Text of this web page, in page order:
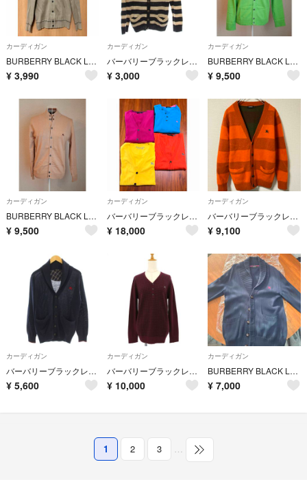
カーディガン
BURBERRY BLACK LABEL カーディガン バーバリー 綿100
¥ 3,990
カーディガン
バーバリーブラックレーベル ニットカーディガン 長袖 2 黒 /KH
¥ 3,000
カーディガン
BURBERRY BLACK LABEL 綿 ニット カーディガン
¥ 9,500
カーディガン
BURBERRY BLACK LABEL 綿 ニット カーディガン
¥ 9,500
カーディガン
バーバリーブラックレーベル カーディガン 4枚セット 【Mサイズ】
¥ 18,000
カーディガン
バーバリーブラックレーベル⭐️カーディガン⭐️
¥ 9,100
カーディガン
バーバリーブラックレーベル BURBERRY ニット カーディガン ネイビー
¥ 5,600
カーディガン
バーバリーブラックレーベル セーター 【Bランク】【中古】
¥ 10,000
カーディガン
BURBERRY BLACK LABEL ショールカラーニットカーディガン
¥ 7,000
1 2 3 …